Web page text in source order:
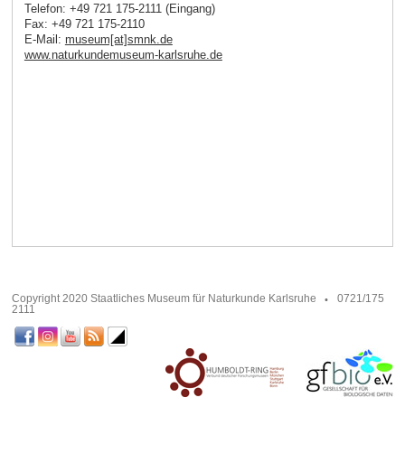
Telefon: +49 721 175-2111 (Eingang)
Fax: +49 721 175-2110
E-Mail: museum[at]smnk.de
www.naturkundemuseum-karlsruhe.de
Copyright 2020 Staatliches Museum für Naturkunde Karlsruhe
0721/175
2111